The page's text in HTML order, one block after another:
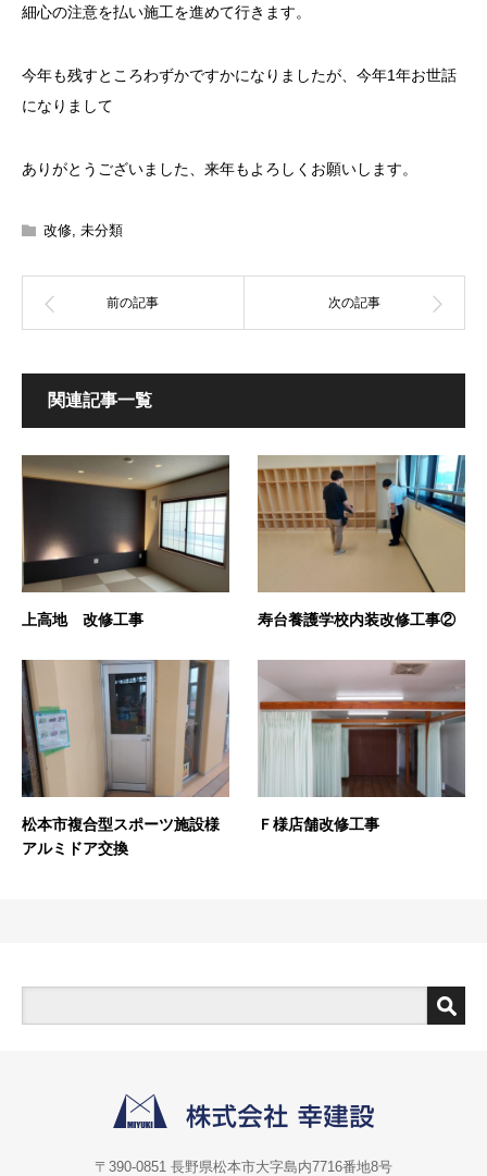
細心の注意を払い施工を進めて行きます。
今年も残すところわずかですかになりましたが、今年1年お世話
になりまして
ありがとうございました、来年もよろしくお願いします。
改修 未分類
関連記事一覧
上高地 改修工事 寿台養護学校内装改修工事②
松本市複合型スポーツ施設様
アルミドア交換
Ｆ様店舗改修工事
〒390-0851 長野県松本市大字島内7716番地8号